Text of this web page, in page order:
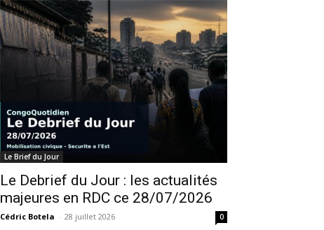
Le Brief du Jour
Le Debrief du Jour : les actualités
majeures en RDC ce 28/07/2026
Cédric Botela - 28 juillet 2026 0